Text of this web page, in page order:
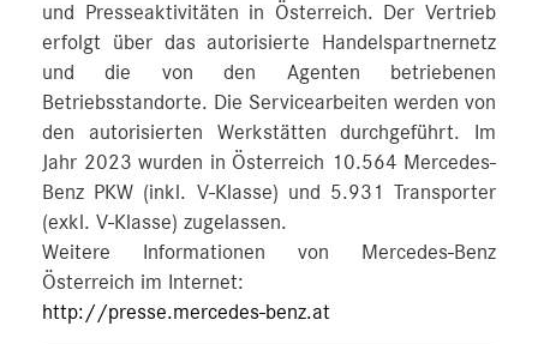
und Presseaktivitäten in Österreich. Der Vertrieb
erfolgt über das autorisierte Handelspartnernetz
und die von den Agenten betriebenen
Betriebsstandorte. Die Servicearbeiten werden von
den autorisierten Werkstätten durchgeführt. Im
Jahr 2023 wurden in Österreich 10.564 Mercedes-
Benz PKW (inkl. V-Klasse) und 5.931 Transporter
(exkl. V-Klasse) zugelassen.
Weitere Informationen von Mercedes-Benz
Österreich im Internet:
http://presse.mercedes-benz.at